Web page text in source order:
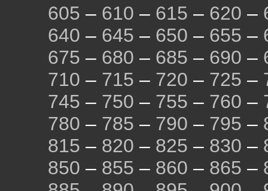
605 – 610 – 615 – 620 –
640 – 645 – 650 – 655 –
675 – 680 – 685 – 690 –
710 – 715 – 720 – 725 –
745 – 750 – 755 – 760 –
780 – 785 – 790 – 795 –
815 – 820 – 825 – 830 –
850 – 855 – 860 – 865 –